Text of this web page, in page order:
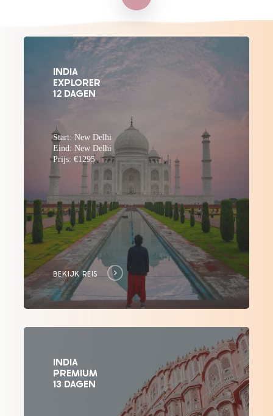
section
INDIA
EXPLORER
12 DAGEN
Start: New Delhi
Eind: New Delhi
Prijs: €1295
BEKIJK REIS
INDIA
PREMIUM
13 DAGEN